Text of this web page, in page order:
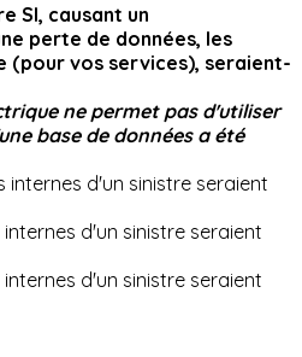
SI, causant un
perte de données, les
(pour vos services), seraient-
ne permet pas d'utiliser
base de données a été
internes d'un sinistre seraient
d'un sinistre seraient
d'un sinistre seraient